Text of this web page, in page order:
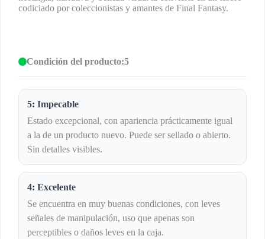
codiciado por coleccionistas y amantes de Final Fantasy.
Condición del producto:5
5: Impecable
Estado excepcional, con apariencia prácticamente igual
a la de un producto nuevo. Puede ser sellado o abierto.
Sin detalles visibles.
4: Excelente
Se encuentra en muy buenas condiciones, con leves
señales de manipulación, uso que apenas son
perceptibles o daños leves en la caja.